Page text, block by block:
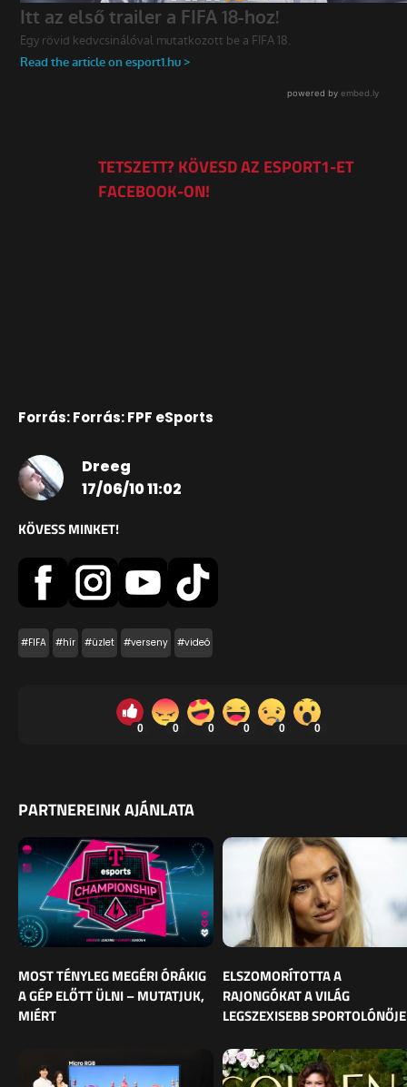
TETSZETT? KÖVESD AZ ESPORT1-ET
FACEBOOK-ON!
Forrás: Forrás: FPF eSports
Dreeg
17/06/10 11:02
KÖVESS MINKET!
#FIFA #hír #üzlet #verseny #videó
0 0 0 0 0 0
PARTNEREINK AJÁNLATA
MOST TÉNYLEG MEGÉRI ÓRÁKIG
A GÉP ELŐTT ÜLNI – MUTATJUK,
MIÉRT
ELSZOMORÍTOTTA A
RAJONGÓKAT A VILÁG
LEGSZEXISEBB SPORTOLÓNŐJE